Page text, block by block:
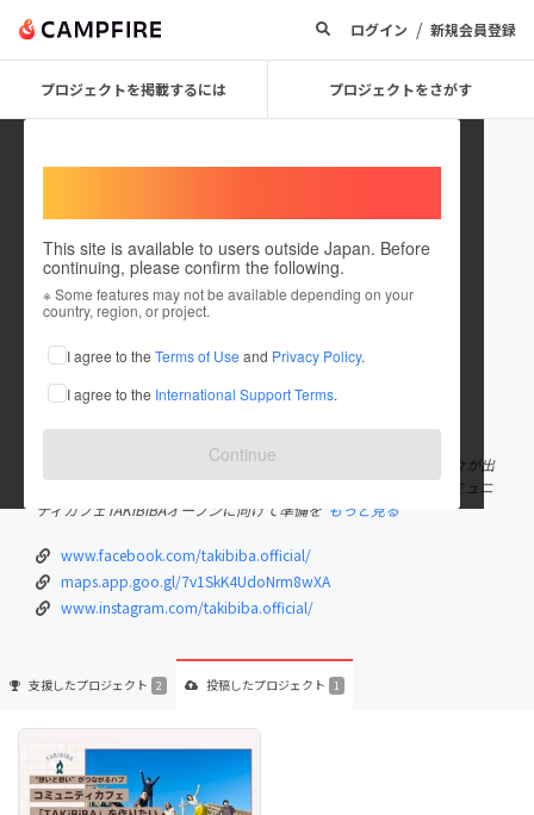
ログイン / 新規会員登録
プロジェクトを掲載するには プロジェクトをさがす
This site is available to users outside Japan. Before
continuing, please confirm the following.
※ Some features may not be available depending on your
country, region, or project.
I agree to the Terms of Use and Privacy Policy.
I agree to the International Support Terms.
Continue
TAKiBiBA
これまでに2回支援して1件のプロジェクトを投稿しています
在住国：日本 現在地：茨城県
出身国：日本 出身地：茨城県
常磐線JR神立駅前の空き店舗を活かして、世代や職業を超えた人々が出
会い、共に「やりたい想い（心の火）」を探求していくためのコミュニ
ティカフェTAKiBiBAオープンに向けて準備を もっと見る
www.facebook.com/takibiba.official/
maps.app.goo.gl/7v1SkK4UdoNrm8wXA
www.instagram.com/takibiba.official/
支援したプロジェクト 2 投稿したプロジェクト 1